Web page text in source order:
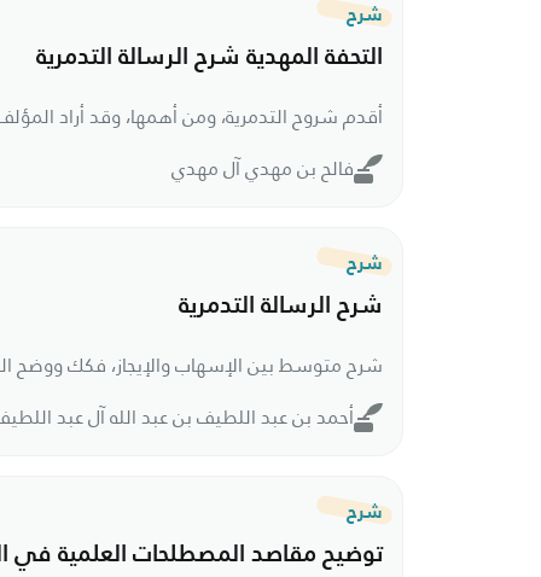
شرح
التحفة المهدية شرح الرسالة التدمرية
فالح بن مهدي آل مهدي
شرح
شرح الرسالة التدمرية
أحمد بن عبد اللطيف بن عبد الله آل عبد
شرح
توضيح مقاصد المصطلحات العلمية في